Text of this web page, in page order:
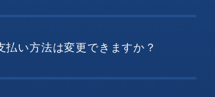
払い方法は変更できますか？